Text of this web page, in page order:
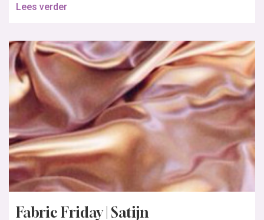
Lees verder
Fabric Friday | Satijn